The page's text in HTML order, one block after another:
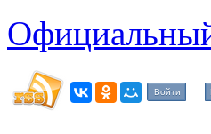
Войти